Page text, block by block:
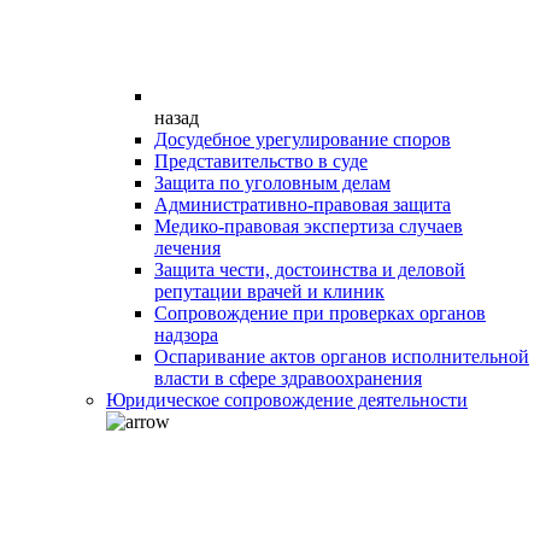
назад
Досудебное урегулирование споров
Представительство в суде
Защита по уголовным делам
Административно-правовая защита
Медико-правовая экспертиза случаев
лечения
Защита чести, достоинства и деловой
репутации врачей и клиник
Сопровождение при проверках органов
надзора
Оспаривание актов органов исполнительной
власти в сфере здравоохранения
Юридическое сопровождение деятельности